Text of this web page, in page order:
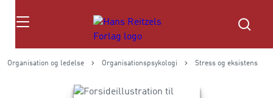
Søg
Organisation og ledelse Organisationspsykologi Stress og eksistens